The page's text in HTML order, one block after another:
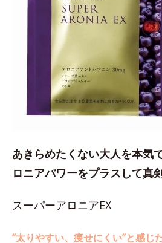
あきらめたくない大人を本気
ロニアパワーをプラスして真
スーパーアロニアEX
“太りやすい、痩せにくい”と感じ